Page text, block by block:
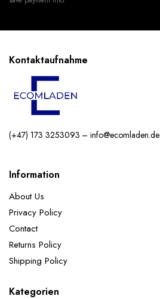
Kontaktaufnahme
(+47) 173 3253093 – info@ecomladen.de
Information
About Us
Privacy Policy
Contact
Returns Policy
Shipping Policy
Kategorien